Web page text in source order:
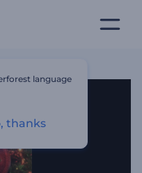
language
thanks